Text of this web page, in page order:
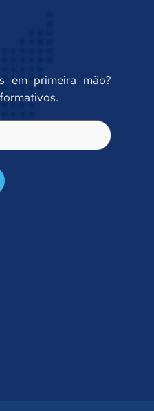
em primeira mão?